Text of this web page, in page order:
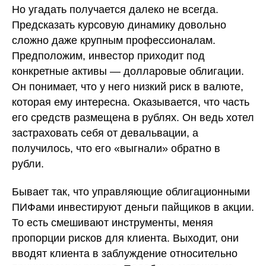
Но угадать получается далеко не всегда.
Предсказать курсовую динамику довольно
сложно даже крупным профессионалам.
Предположим, инвестор приходит под
конкретные активы — долларовые облигации.
Он понимает, что у него низкий риск в валюте,
которая ему интересна. Оказывается, что часть
его средств размещена в рублях. Он ведь хотел
застраховать себя от девальвации, а
получилось, что его «выгнали» обратно в
рубли.
Бывает так, что управляющие облигационными
ПИФами инвестируют деньги пайщиков в акции.
То есть смешивают инструменты, меняя
пропорции рисков для клиента. Выходит, они
вводят клиента в заблуждение относительно